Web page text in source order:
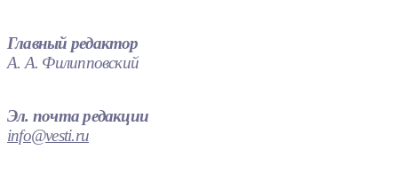
Главный редактор
А. А. Филипповский
Эл. почта редакции
info@vesti.ru